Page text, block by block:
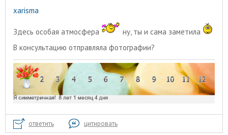
xarisma
Здесь особая атмосфера
ну, ты и сама заметила
В консультацию отправляла фотографии?
ответить цитировать